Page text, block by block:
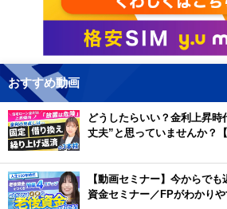
おすすめ動画
どうしたらいい？金利上昇時
丈夫”と思っていませんか？
【動画セミナー】今からで
資金セミナー／FPがわかりや